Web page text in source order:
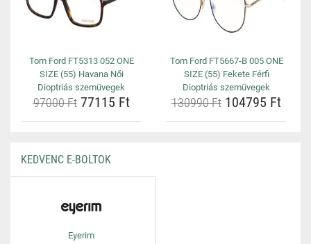
Tom Ford FT5313 052 ONE
SIZE (55) Havana Női
Dioptriás szemüvegek
97000 Ft77115 Ft
Tom Ford FT5667-B 005 ONE
SIZE (55) Fekete Férfi
Dioptriás szemüvegek
130990 Ft 104795 Ft
KEDVENC E-BOLTOK
Eyerim